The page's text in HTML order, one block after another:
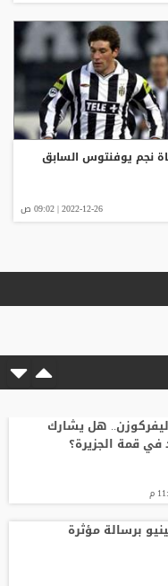
نجم يوفنتوس السابق
2022-12-26 | 09:02 ص
هل يشارك
في قمة الجزيرة؟
م
برسالة مؤثرة